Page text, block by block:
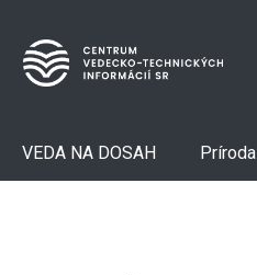
VEDA NA DOSAH Príroda